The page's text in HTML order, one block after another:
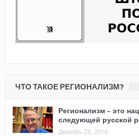
ЧТО ТАКОЕ РЕГИОНАЛИЗМ?
Регионализм – это
следующей русской
Декабрь 28, 2016